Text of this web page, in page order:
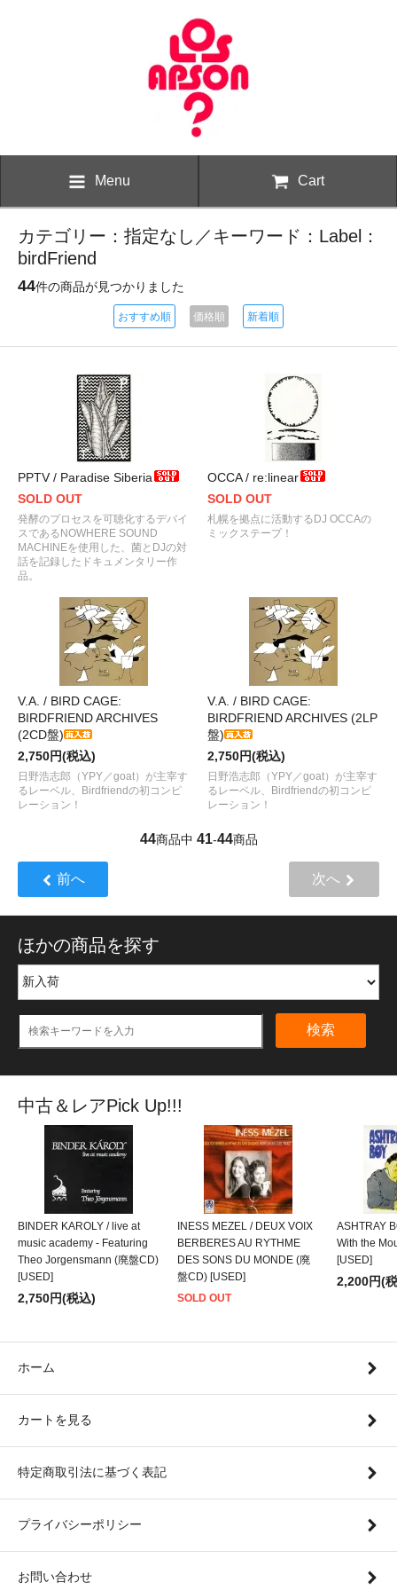
Menu Cart
カテゴリー：指定なし／キーワード：Label：
birdFriend
44件の商品が見つかりました
おすすめ順 価格順 新着順
PPTV / Paradise Siberia
SOLD OUT
発酵のプロセスを可聴化するデバイ
スであるNOWHERE SOUND
MACHINEを使用した、菌とDJの対
話を記録したドキュメンタリー作
品。
OCCA / re:linear
SOLD OUT
札幌を拠点に活動するDJ OCCAの
ミックステープ！
V.A. / BIRD CAGE:
BIRDFRIEND ARCHIVES
(2CD盤)
2,750円(税込)
日野浩志郎（YPY／goat）が主宰す
るレーベル、Birdfriendの初コンピ
レーション！
V.A. / BIRD CAGE:
BIRDFRIEND ARCHIVES (2LP
盤)
2,750円(税込)
日野浩志郎（YPY／goat）が主宰す
るレーベル、Birdfriendの初コンピ
レーション！
44商品中 41-44商品
前へ 次へ
ほかの商品を探す
検索
中古＆レアPick Up!!!
BINDER KAROLY / live at
music academy - Featuring
Theo Jorgensmann (廃盤CD)
[USED]
2,750円(税込)
INESS MEZEL / DEUX VOIX
BERBERES AU RYTHME
DES SONS DU MONDE (廃
盤CD) [USED]
SOLD OUT
ASHTRAY
With the
[USED]
2,200円(
ホーム
カートを見る
特定商取引法に基づく表記
プライバシーポリシー
お問い合わせ